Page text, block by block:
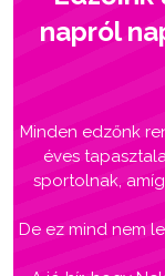
napról
Minden edzőnk
éves
sportolnak,
De ez mind nem